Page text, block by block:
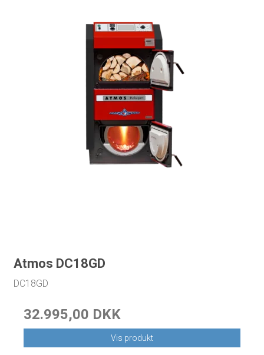
Atmos DC18GD
DC18GD
32.995,00 DKK
Vis produkt